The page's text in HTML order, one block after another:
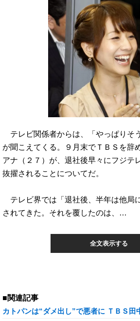
テレビ関係者からは、「やっぱりそ
が聞こえてくる。９月末でＴＢＳを辞
アナ（２７）が、退社後早々にフジテ
抜擢されることについてだ。
テレビ界では「退社後、半年は他局
されてきた。それを覆したのは、…
全文表示する
■関連記事
カトパンは“ダメ出し”で悪者に ＴＢＳ田